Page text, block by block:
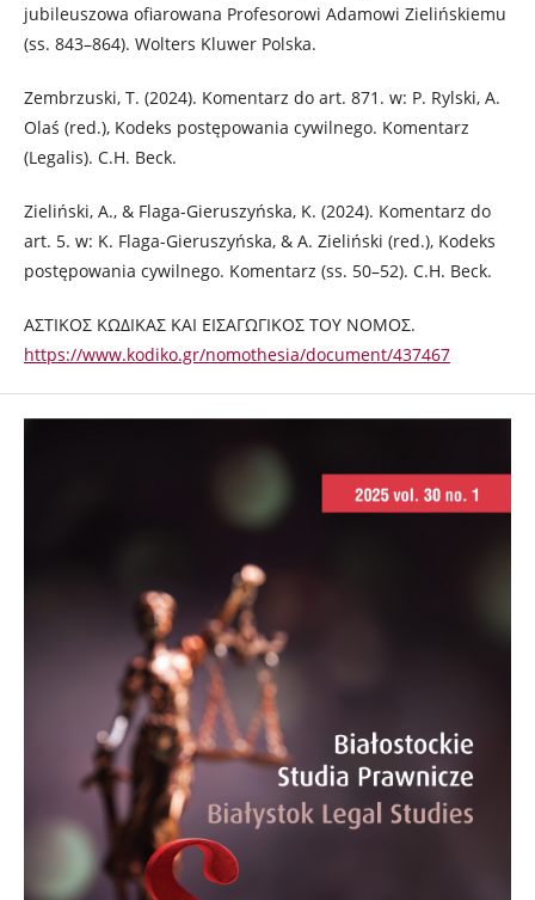
jubileuszowa ofiarowana Profesorowi Adamowi Zielińskiemu
(ss. 843–864). Wolters Kluwer Polska.
Zembrzuski, T. (2024). Komentarz do art. 871. w: P. Rylski, A.
Olaś (red.), Kodeks postępowania cywilnego. Komentarz
(Legalis). C.H. Beck.
Zieliński, A., & Flaga-Gieruszyńska, K. (2024). Komentarz do
art. 5. w: K. Flaga-Gieruszyńska, & A. Zieliński (red.), Kodeks
postępowania cywilnego. Komentarz (ss. 50–52). C.H. Beck.
ΑΣΤΙΚΟΣ ΚΩΔΙΚΑΣ ΚΑΙ ΕΙΣΑΓΩΓΙΚΟΣ ΤΟΥ ΝΟΜΟΣ.
https://www.kodiko.gr/nomothesia/document/437467